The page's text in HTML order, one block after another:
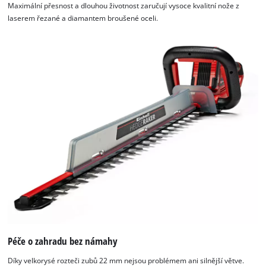
K načtení služby Google Maps
potřebujeme váš souhlas!
Maximální přesnost a dlouhou životnost zaručují vysoce kvalitní nože z
laserem řezané a diamantem broušené oceli.
Péče o zahradu bez námahy
Díky velkorysé rozteči zubů 22 mm nejsou problémem ani silnější větve.